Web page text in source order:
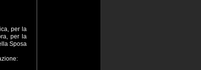
per la
per la
Sposa